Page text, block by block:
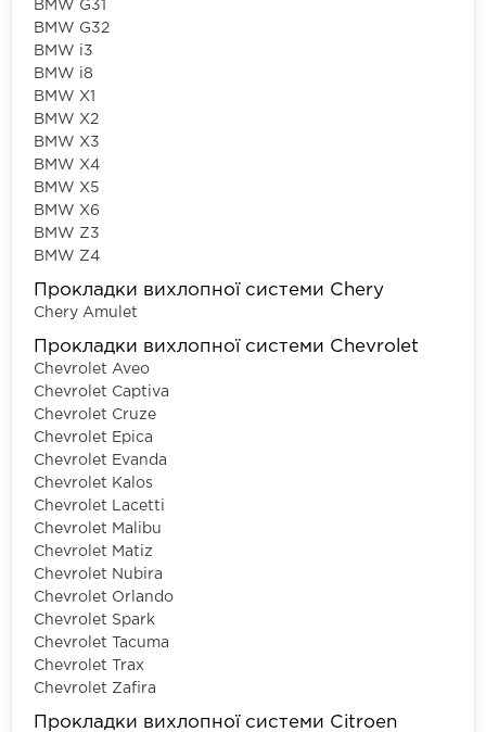
BMW G31
BMW G32
BMW i3
BMW i8
BMW X1
BMW X2
BMW X3
BMW X4
BMW X5
BMW X6
BMW Z3
BMW Z4
Прокладки вихлопної системи Chery
Chery Amulet
Прокладки вихлопної системи Chevrolet
Chevrolet Aveo
Chevrolet Captiva
Chevrolet Cruze
Chevrolet Epica
Chevrolet Evanda
Chevrolet Kalos
Chevrolet Lacetti
Chevrolet Malibu
Chevrolet Matiz
Chevrolet Nubira
Chevrolet Orlando
Chevrolet Spark
Chevrolet Tacuma
Chevrolet Trax
Chevrolet Zafira
Прокладки вихлопної системи Citroen